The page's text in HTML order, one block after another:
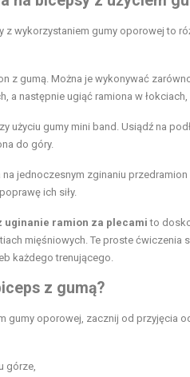
z wykorzystaniem gumy oporowej to
z gumą. Można je wykonywać
a następnie ugiąć ramiona w
użyciu gumy mini band . Usiądź na
do góry.
na jednoczesnym zginaniu
ich siły.
uginanie ramion za plecami to
mięśniowych. Te proste
każdego trenującego.
z gumą?
gumy oporowej, zacznij od przyjęcia
górze,